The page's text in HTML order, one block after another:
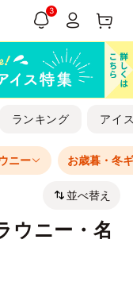
3
ランキング アイ
ニー お歳暮・冬
並べ替え
ウニー・名